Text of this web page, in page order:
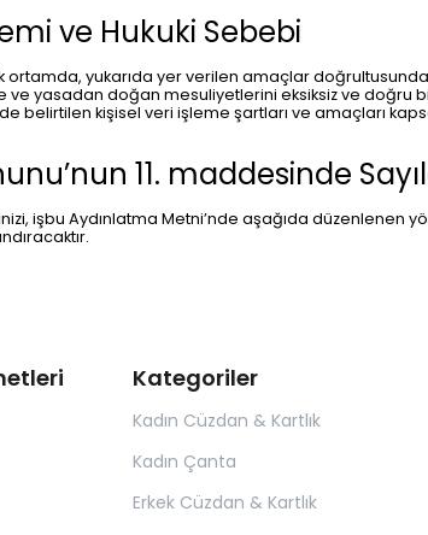
ve Hukuki Sebebi
ortamda, yukarıda yer verilen amaçlar
yasadan doğan mesuliyetlerini eksiksiz ve
belirtilen kişisel veri işleme şartları ve amaçları
11. maddesinde
işbu Aydınlatma Metni’nde aşağıda
Kategoriler
Kadın Cüzdan & Kartlık
Kadın Çanta
Erkek Cüzdan & Kartlık